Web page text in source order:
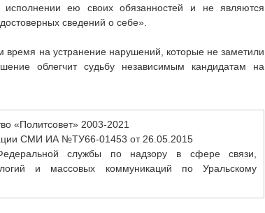
ею своих обязанностей и не являются
сведений о себе».
время на устранение нарушений, которые не заметили
облегчит судьбу независимым кандидатам на
«Политсовет» 2003-2021
СМИ ИА №ТУ66-01453 от 26.05.2015
службы по надзору в сфере связи,
и массовых коммуникаций по Уральскому